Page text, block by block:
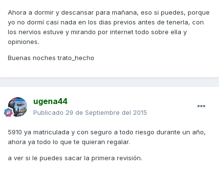
Ahora a dormir y descansar para mañana, eso si puedes, porque
yo no dormí casi nada en los dias previos antes de tenerla, con
los nervios estuve y mirando por internet todo sobre ella y
opiniones.
Buenas noches trato_hecho
ugena44
Publicado 29 de Septiembre del 2015
5910 ya matriculada y con seguro a todo riesgo durante un año,
ahora ya todo lo que te quieran regalar.
a ver si le puedes sacar la primera revisión.